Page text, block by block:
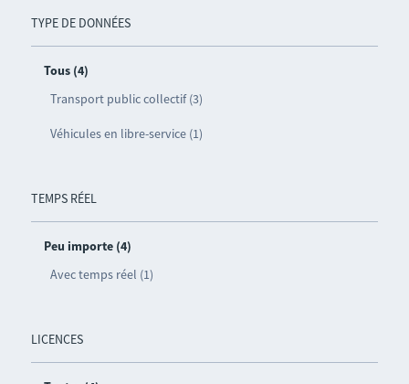
TYPE DE DONNÉES
Tous (4)
Transport public collectif (3)
Véhicules en libre-service (1)
TEMPS RÉEL
Peu importe (4)
Avec temps réel (1)
LICENCES